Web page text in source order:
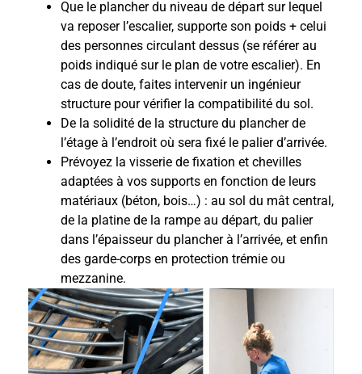
Que le plancher du niveau de départ sur lequel
va reposer l’escalier, supporte son poids + celui
des personnes circulant dessus (se référer au
poids indiqué sur le plan de votre escalier). En
cas de doute, faites intervenir un ingénieur
structure pour vérifier la compatibilité du sol.
De la solidité de la structure du plancher de
l’étage à l’endroit où sera fixé le palier d’arrivée.
Prévoyez la visserie de fixation et chevilles
adaptées à vos supports en fonction de leurs
matériaux (béton, bois…) : au sol du mât central,
de la platine de la rampe au départ, du palier
dans l’épaisseur du plancher à l’arrivée, et enfin
des garde-corps en protection trémie ou
mezzanine.